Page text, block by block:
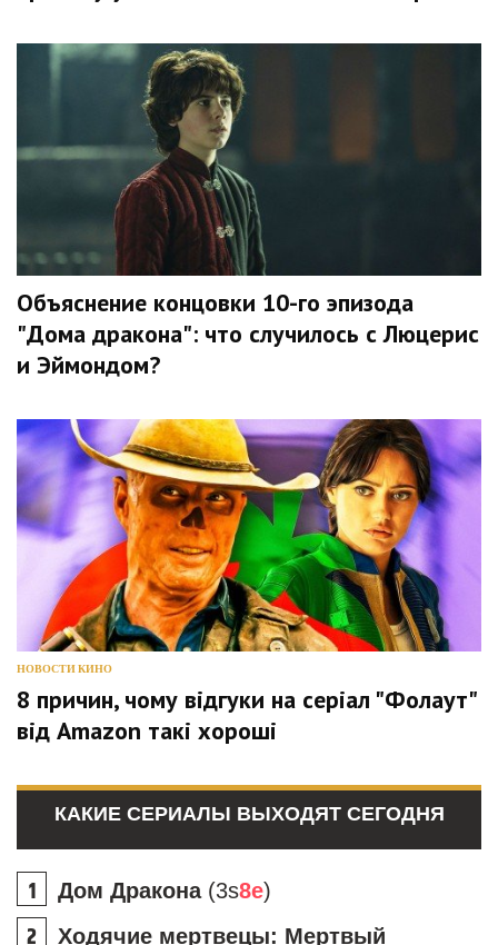
Объяснение концовки 10-го эпизода
"Дома дракона": что случилось с Люцерис
и Эймондом?
НОВОСТИ КИНО
8 причин, чому відгуки на серіал "Фолаут"
від Amazon такі хороші
КАКИЕ СЕРИАЛЫ ВЫХОДЯТ СЕГОДНЯ
Дом Дракона(3s8e)
Ходячие мертвецы: Мертвый